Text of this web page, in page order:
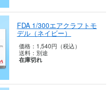
FDA 1/300エアクラフトモ
デル（ネイ ビー）
価格： 1,540円（税込）
送料： 別途
在庫切れ